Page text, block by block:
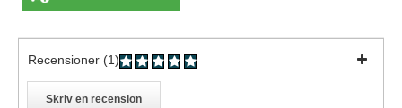
Recensioner (1)
Skriv en recension